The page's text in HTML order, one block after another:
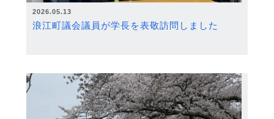
2026.05.13
浪江町議会議員が学長を表敬訪問しました